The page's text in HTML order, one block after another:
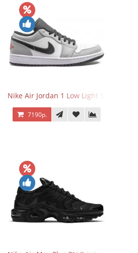
Nike Air Jordan 1 Low Light Smoke Grey
7190р.